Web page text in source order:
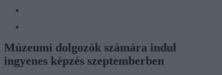
Múzeumi dolgozók számára indul
ingyenes képzés szeptemberben